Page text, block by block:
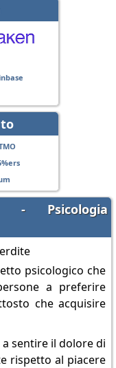
- Psicologia
psicologico che
a preferire
che acquisire
sentire il dolore di
rispetto al piacere